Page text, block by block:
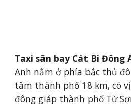
Taxi sân bay Cát Bi Đông
Anh nằm ở phía bắc thủ
tâm thành phố 18 km, có
đông giáp thành phố Từ